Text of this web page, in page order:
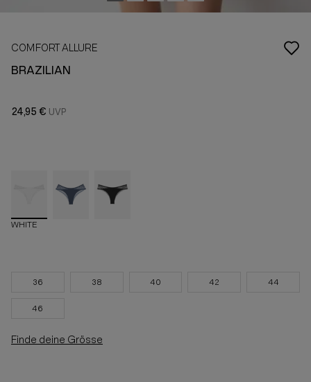
COMFORT ALLURE
BRAZILIAN
24,95 €
WHITE
36 38 40 42 44
46
Finde deine Grösse